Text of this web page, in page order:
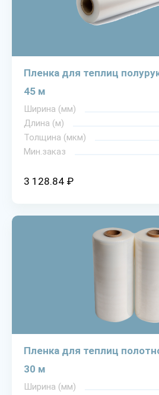
Пленка для теплиц
45 м
Ширина (мм)
Длина (м)
Толщина (мкм)
Мин.заказ
3 128.84 ₽
Пленка для теплиц
30 м
Ширина (мм)